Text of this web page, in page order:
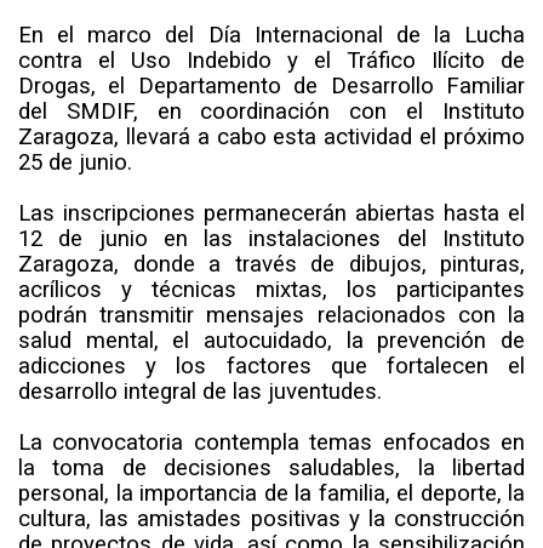
En el marco del Día Internacional de la Lucha
contra el Uso Indebido y el Tráfico Ilícito de
Drogas, el Departamento de Desarrollo Familiar
del SMDIF, en coordinación con el Instituto
Zaragoza, llevará a cabo esta actividad el próximo
25 de junio.
Las inscripciones permanecerán abiertas hasta el
12 de junio en las instalaciones del Instituto
Zaragoza, donde a través de dibujos, pinturas,
acrílicos y técnicas mixtas, los participantes
podrán transmitir mensajes relacionados con la
salud mental, el autocuidado, la prevención de
adicciones y los factores que fortalecen el
desarrollo integral de las juventudes.
La convocatoria contempla temas enfocados en
la toma de decisiones saludables, la libertad
personal, la importancia de la familia, el deporte, la
cultura, las amistades positivas y la construcción